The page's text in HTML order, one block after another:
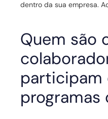
dentro da sua empresa.
Quem são
participam
programas